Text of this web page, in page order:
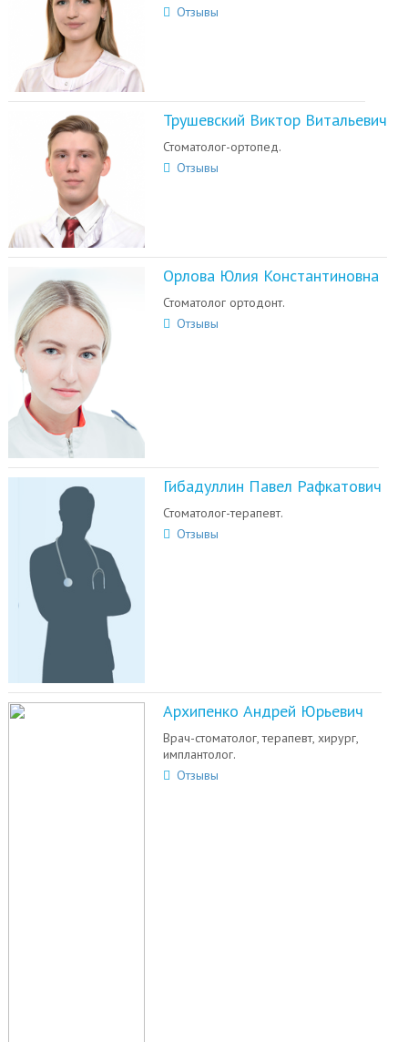
Отзывы
Трушевский Виктор Витальевич
Стоматолог-ортопед.
Отзывы
Орлова Юлия Константиновна
Стоматолог ортодонт.
Отзывы
Гибадуллин Павел Рафкатович
Стоматолог-терапевт.
Отзывы
Архипенко Андрей Юрьевич
Врач-стоматолог, терапевт, хирург,
имплантолог.
Отзывы